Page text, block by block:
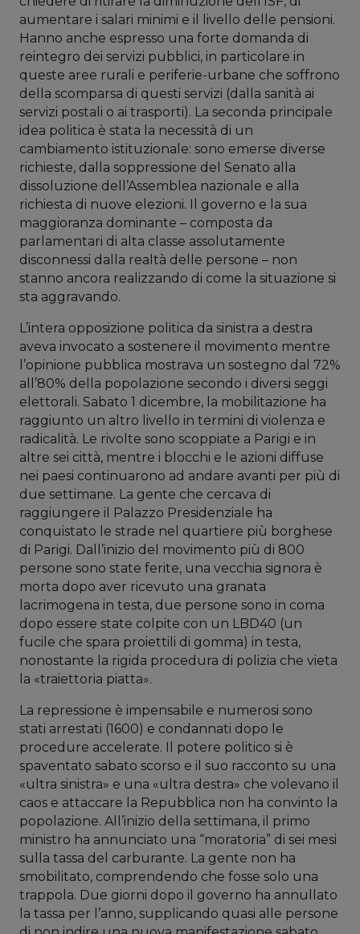
aumentare i salari minimi e il livello delle pensioni.
Hanno anche espresso una forte domanda di
reintegro dei servizi pubblici, in particolare in
queste aree rurali e periferie-urbane che soffrono
della scomparsa di questi servizi (dalla sanità ai
servizi postali o ai trasporti). La seconda principale
idea politica è stata la necessità di un
cambiamento istituzionale: sono emerse diverse
richieste, dalla soppressione del Senato alla
dissoluzione dell’Assemblea nazionale e alla
richiesta di nuove elezioni. Il governo e la sua
maggioranza dominante – composta da
parlamentari di alta classe assolutamente
disconnessi dalla realtà delle persone – non
stanno ancora realizzando di come la situazione si
sta aggravando.
L’intera opposizione politica da sinistra a destra
aveva invocato a sostenere il movimento mentre
l’opinione pubblica mostrava un sostegno dal 72%
all’80% della popolazione secondo i diversi seggi
elettorali. Sabato 1 dicembre, la mobilitazione ha
raggiunto un altro livello in termini di violenza e
radicalità. Le rivolte sono scoppiate a Parigi e in
altre sei città, mentre i blocchi e le azioni diffuse
nei paesi continuarono ad andare avanti per più di
due settimane. La gente che cercava di
raggiungere il Palazzo Presidenziale ha
conquistato le strade nel quartiere più borghese
di Parigi. Dall’inizio del movimento più di 800
persone sono state ferite, una vecchia signora è
morta dopo aver ricevuto una granata
lacrimogena in testa, due persone sono in coma
dopo essere state colpite con un LBD40 (un
fucile che spara proiettili di gomma) in testa,
nonostante la rigida procedura di polizia che vieta
la «traiettoria piatta».
La repressione è impensabile e numerosi sono
stati arrestati (1600) e condannati dopo le
procedure accelerate. Il potere politico si è
spaventato sabato scorso e il suo racconto su una
«ultra sinistra» e una «ultra destra» che volevano il
caos e attaccare la Repubblica non ha convinto la
popolazione. All’inizio della settimana, il primo
ministro ha annunciato una “moratoria” di sei mesi
sulla tassa del carburante. La gente non ha
smobilitato, comprendendo che fosse solo una
trappola. Due giorni dopo il governo ha annullato
la tassa per l’anno, supplicando quasi alle persone